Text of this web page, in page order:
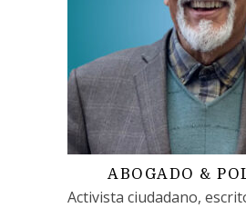
ABOGADO &
Activista ciudadano,